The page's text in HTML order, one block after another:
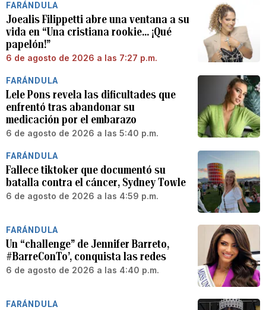
FARÁNDULA
Joealis Filippetti abre una ventana a su
vida en “Una cristiana rookie… ¡Qué
papelón!”
6 de agosto de 2026 a las 7:27 p.m.
FARÁNDULA
Lele Pons revela las dificultades que
enfrentó tras abandonar su
medicación por el embarazo
6 de agosto de 2026 a las 5:40 p.m.
FARÁNDULA
Fallece tiktoker que documentó su
batalla contra el cáncer, Sydney Towle
6 de agosto de 2026 a las 4:59 p.m.
FARÁNDULA
Un “challenge” de Jennifer Barreto,
#BarreConTo’, conquista las redes
6 de agosto de 2026 a las 4:40 p.m.
FARÁNDULA